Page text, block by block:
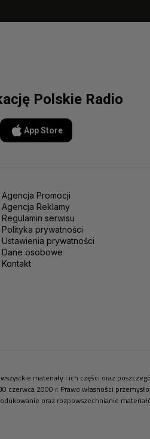
Polskie Radio
App Store
Agencja Promocji
Agencja Reklamy
Regulamin serwisu
Polityka prywatności
Ustawienia prywatności
Dane osobowe
Kontakt
materiały i ich części oraz
czerwca 2000 r. Prawo własności
oraz rozpowszechnianie